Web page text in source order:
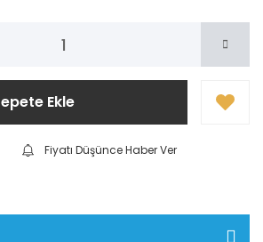
Ekle
Fiyatı Düşünce Haber Ver